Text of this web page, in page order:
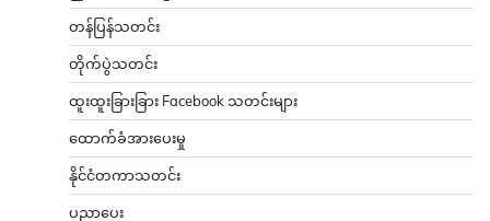
တန်ပြန်သတင်း
တိုက်ပွဲသတင်း
ထူးထူးခြားခြား Facebook သတင်းများ
ထောက်ခံအားပေးမှု
နိုင်ငံတကာသတင်း
ပညာပေး